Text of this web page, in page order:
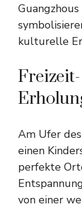
kulturelle
Am Ufer
einen
perfekte
von einer